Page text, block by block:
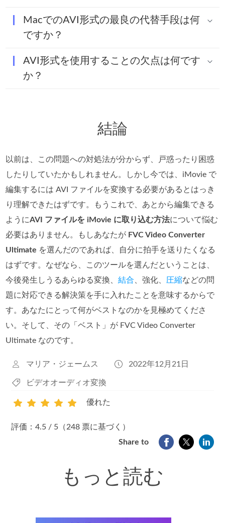
MacでのAVI形式の最良の代替手段は何
ですか？
AVI形式を使用することの欠点は何です
か？
結論
以前は、この問題への対処法が分からず、戸惑ったり困惑
したりしていたかもしれません。しかし今では、iMovie で
編集するには AVI ファイルを変換する必要があるとはっき
り理解できたはずです。もうこれで、あとから編集できる
ようにAVI ファイルを iMovie に取り込む方法について悩む
必要はありません。もしあなたが FVC Video Converter
Ultimate を選んだのであれば、自分に拍手を送りたくなる
はずです。なぜなら、このツールを選んだということは、
今後発生しうるあらゆる変換、結合 、強化、 圧縮などの問
題に対応できる解決策を手に入れたことを意味するからで
す。あなたにとって何がベストなのかを見極めてくださ
い。そして、その「ベスト」が FVC Video Converter
Ultimate なのです。
マリア・ジェームス 2022年12月21日
ビデオオーディオ変換
1
優れた
評価：4.5 / 5（248 票に基づく）
Share to
もっと読む